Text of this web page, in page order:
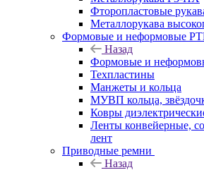
Фторопластовые
Металлорукава
Формовые и неформовые
Назад
Формовые и
Техпластины
Манжеты и кольца
МУВП кольца,
Ковры
Ленты конвейерные,
лент
Приводные ремни
Назад